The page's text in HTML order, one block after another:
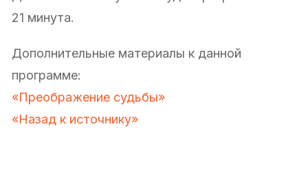
21 минута.
Дополнительные материалы к данной
программе:
«Преображение судьбы»
«Назад к источнику»